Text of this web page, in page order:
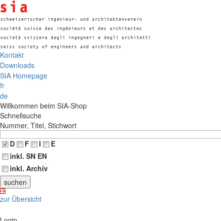
Kontakt
Downloads
SIA Homepage
fr
de
Willkommen beim SIA-Shop
Schnellsuche
Nummer, Titel, Stichwort
D
F I
E
inkl. SN EN
inkl. Archiv
zur Übersicht